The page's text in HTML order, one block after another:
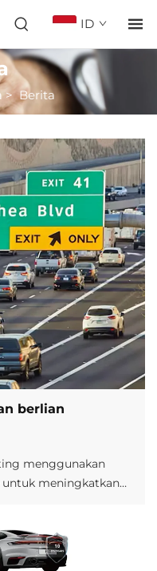
ID
>Berita
berlian
menggunakan
meningkatkan
ini menyediakan
pengemudi. Bahkan,